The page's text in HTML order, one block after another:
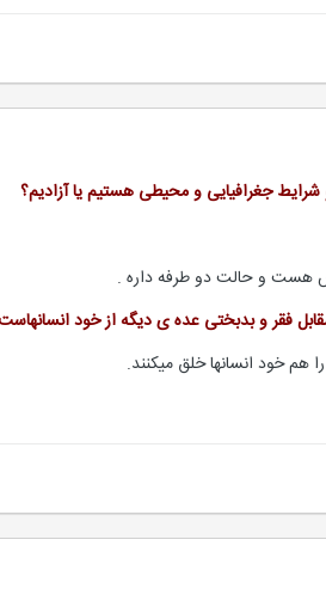
و شرایط جغرافیایی و محیطی هستیم یا آزادیم؟
هست و حالت دو طرفه داره .
فقر و بدبختی عده ی دیگه از خود
هم خود انسانها خلق میکنند.